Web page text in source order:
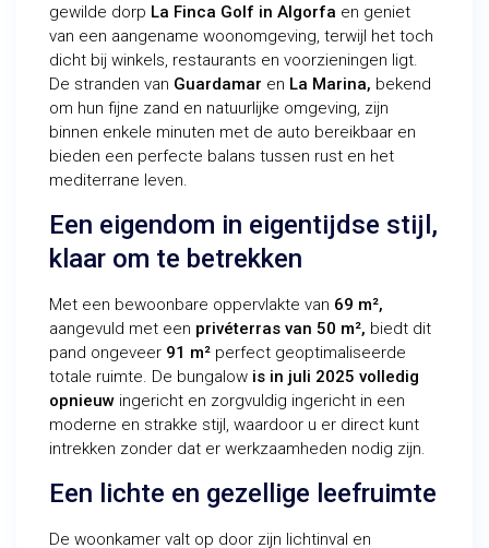
gewilde dorp La Finca Golf in Algorfa en geniet
van een aangename woonomgeving, terwijl het toch
dicht bij winkels, restaurants en voorzieningen ligt.
De stranden van Guardamar en La Marina, bekend
om hun fijne zand en natuurlijke omgeving, zijn
binnen enkele minuten met de auto bereikbaar en
bieden een perfecte balans tussen rust en het
mediterrane leven.
Een eigendom in eigentijdse stijl,
klaar om te betrekken
Met een bewoonbare oppervlakte van 69 m²,
aangevuld met een privéterras van 50 m², biedt dit
pand ongeveer 91 m² perfect geoptimaliseerde
totale ruimte. De bungalow is in juli 2025volledig
opnieuw ingericht en zorgvuldig ingericht in een
moderne en strakke stijl, waardoor u er direct kunt
intrekken zonder dat er werkzaamheden nodig zijn.
Een lichte en gezellige leefruimte
De woonkamer valt op door zijn lichtinval en